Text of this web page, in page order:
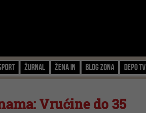
Žurnal Žena IN Blog zona Depo TV
Vrućine do 35